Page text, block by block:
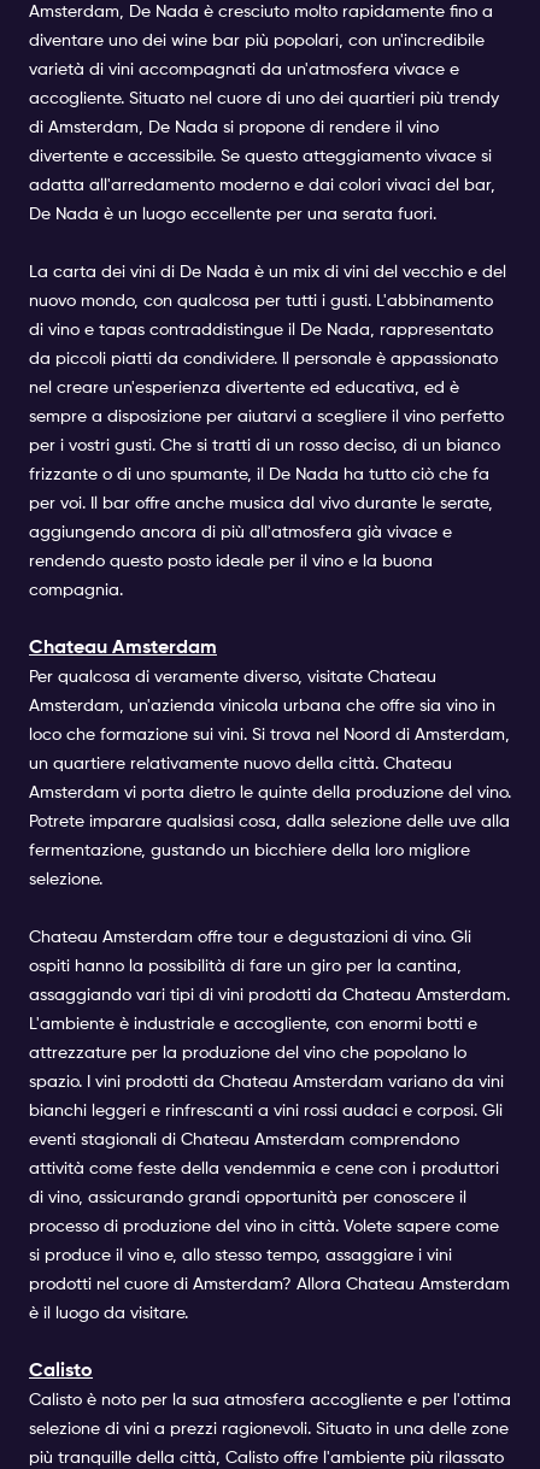
Amsterdam, De Nada è cresciuto molto rapidamente fino a
diventare uno dei wine bar più popolari, con un'incredibile
varietà di vini accompagnati da un'atmosfera vivace e
accogliente. Situato nel cuore di uno dei quartieri più trendy
di Amsterdam, De Nada si propone di rendere il vino
divertente e accessibile. Se questo atteggiamento vivace si
adatta all'arredamento moderno e dai colori vivaci del bar,
De Nada è un luogo eccellente per una serata fuori.
La carta dei vini di De Nada è un mix di vini del vecchio e del
nuovo mondo, con qualcosa per tutti i gusti. L'abbinamento
di vino e tapas contraddistingue il De Nada, rappresentato
da piccoli piatti da condividere. Il personale è appassionato
nel creare un'esperienza divertente ed educativa, ed è
sempre a disposizione per aiutarvi a scegliere il vino perfetto
per i vostri gusti. Che si tratti di un rosso deciso, di un bianco
frizzante o di uno spumante, il De Nada ha tutto ciò che fa
per voi. Il bar offre anche musica dal vivo durante le serate,
aggiungendo ancora di più all'atmosfera già vivace e
rendendo questo posto ideale per il vino e la buona
compagnia.
Chateau Amsterdam
Per qualcosa di veramente diverso, visitate Chateau
Amsterdam, un'azienda vinicola urbana che offre sia vino in
loco che formazione sui vini. Si trova nel Noord di Amsterdam,
un quartiere relativamente nuovo della città. Chateau
Amsterdam vi porta dietro le quinte della produzione del vino.
Potrete imparare qualsiasi cosa, dalla selezione delle uve alla
fermentazione, gustando un bicchiere della loro migliore
selezione.
Chateau Amsterdam offre tour e degustazioni di vino. Gli
ospiti hanno la possibilità di fare un giro per la cantina,
assaggiando vari tipi di vini prodotti da Chateau Amsterdam.
L'ambiente è industriale e accogliente, con enormi botti e
attrezzature per la produzione del vino che popolano lo
spazio. I vini prodotti da Chateau Amsterdam variano da vini
bianchi leggeri e rinfrescanti a vini rossi audaci e corposi. Gli
eventi stagionali di Chateau Amsterdam comprendono
attività come feste della vendemmia e cene con i produttori
di vino, assicurando grandi opportunità per conoscere il
processo di produzione del vino in città. Volete sapere come
si produce il vino e, allo stesso tempo, assaggiare i vini
prodotti nel cuore di Amsterdam? Allora Chateau Amsterdam
è il luogo da visitare.
Calisto
Calisto è noto per la sua atmosfera accogliente e per l'ottima
selezione di vini a prezzi ragionevoli. Situato in una delle zone
più tranquille della città, Calisto offre l'ambiente più rilassato